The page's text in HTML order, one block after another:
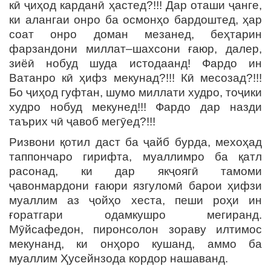
кӣ ҷиҳод карданӣ ҳастед?!!! Дар оташи ҷанге,
ки алангаи онро ба осмонҳо бардоштед, ҳар
соат онро доман мезанед, беҳтарин
фарзандони миллат–шахсони ғаюр, далер,
зиёӣ нобуд шуда истодаанд! Фардо ин
Ватанро кӣ ҳифз мекунад?!!! Кӣ месозад?!!!
Бо ҷиҳод гуфтан, шумо миллати худро, тоҷики
худро нобуд мекунед!!! Фардо дар назди
таърих чӣ ҷавоб мегӯед?!!!
Ризвони қотил даст ба ҷайб бурда, мехоҳад
таппончаро гирифта, муаллимро ба қатл
расонад, ки дар якҷоягӣ тамоми
ҷавонмардони ғаюри язгуломӣ барои ҳифзи
муаллим аз ҷойҳо хеста, пеши роҳи ин
ғоратгари одамкушро мегиранд.
Мӯйсафедон, пиронсолон зораву илтимос
мекунанд, ки онҳоро кушанд, аммо ба
муаллим Ҳусейнзода кордор нашаванд.